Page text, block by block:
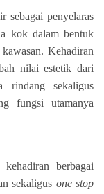
sebagai penyelaras
kok dalam bentuk
Kehadiran
nilai estetik dari
rindang sekaligus
fungsi utamanya
berbagai
sekaligus one stop